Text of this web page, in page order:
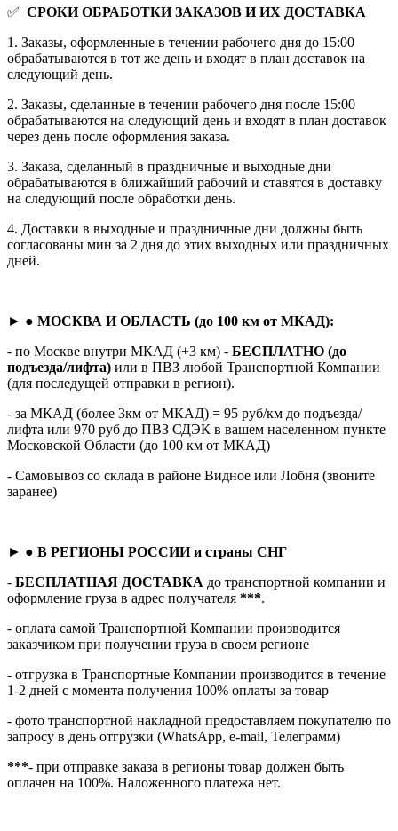
✅ СРОКИ ОБРАБОТКИ ЗАКАЗОВ И ИХ ДОСТАВКА
1. Заказы, оформленные в течении рабочего дня до 15:00
обрабатываются в тот же день и входят в план доставок на
следующий день.
2. Заказы, сделанные в течении рабочего дня после 15:00
обрабатываются на следующий день и входят в план доставок
через день после оформления заказа.
3. Заказа, сделанный в праздничные и выходные дни
обрабатываются в ближайший рабочий и ставятся в доставку
на следующий после обработки день.
4. Доставки в выходные и праздничные дни должны быть
согласованы мин за 2 дня до этих выходных или праздничных
дней.
► ● МОСКВА И ОБЛАСТЬ (до 100 км от МКАД):
- по Москве внутри МКАД (+3 км) - БЕСПЛАТНО (до
подъезда/лифта) или в ПВЗ любой Транспортной Компании
(для последущей отправки в регион).
- за МКАД (более 3км от МКАД) = 95 руб/км до подъезда/
лифта или 970 руб до ПВЗ СДЭК в вашем населенном пункте
Московской Области (до 100 км от МКАД)
- Самовывоз со склада в районе Видное или Лобня (звоните
заранее)
► ● В РЕГИОНЫ РОССИИ и страны СНГ
- БЕСПЛАТНАЯ ДОСТАВКА до транспортной компании и
оформление груза в адрес получателя ***.
- оплата самой Транспортной Компании производится
заказчиком при получении груза в своем регионе
- отгрузка в Транспортные Компании производится в течение
1-2 дней с момента получения 100% оплаты за товар
- фото транспортной накладной предоставляем покупателю по
запросу в день отгрузки (WhatsApp, e-mail, Телеграмм)
***- при отправке заказа в регионы товар должен быть
оплачен на 100%. Наложенного платежа нет.